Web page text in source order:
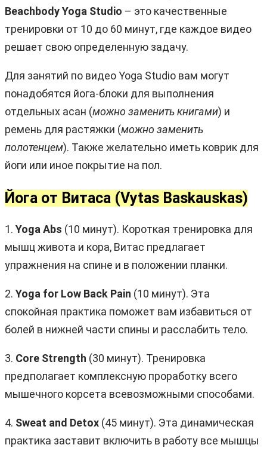
Beachbody Yoga Studio – это качественные
тренировки от 10 до 60 минут, где каждое видео
решает свою определенную задачу.
Для занятий по видео Yoga Studio вам могут
понадобятся йога-блоки для выполнения
отдельных асан (можно заменить книгами) и
ремень для растяжки (можно заменить
полотенцем). Также желательно иметь коврик для
йоги или иное покрытие на пол.
Йога от Витаса (Vytas Baskauskas)
1. Yoga Abs (10 минут). Короткая тренировка для
мышц живота и кора, Витас предлагает
упражнения на спине и в положении планки.
2. Yoga for Low Back Pain (10 минут). Эта
спокойная практика поможет вам избавиться от
болей в нижней части спины и расслабить тело.
3. Core Strength (30 минут). Тренировка
предполагает комплексную проработку всего
мышечного корсета всевозможными способами.
4. Sweat and Detox (45 минут). Эта динамическая
практика заставит включить в работу все мышцы